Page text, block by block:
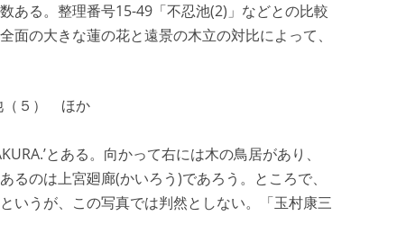
ある。整理番号15-49「不忍池(2)」などとの比較
面の大きな蓮の花と遠景の木立の対比によって、
（５） ほか
とある。向かって右には木の鳥居があり、
るのは上宮廻廊(かいろう)であろう。ところで、
いうが、この写真では判然としない。「玉村康三